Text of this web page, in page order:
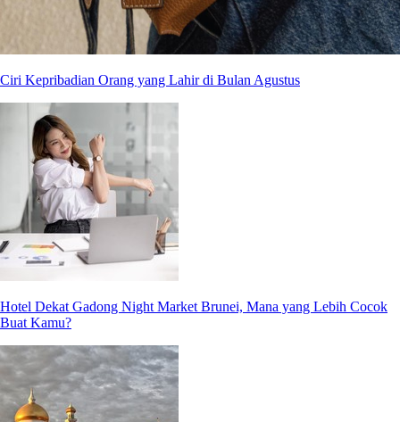
Ciri Kepribadian Orang yang Lahir di Bulan Agustus
Hotel Dekat Gadong Night Market Brunei, Mana yang Lebih Cocok
Buat Kamu?